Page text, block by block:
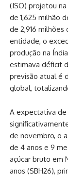
(ISO) projetou
de 1,625 milhão
de 2,916
entidade, o
produção na
estimava déficit
previsão atual é
global,
A expectativa
de novembro, o
de 4 anos e 9
açúcar bruto em
anos (SBH26),